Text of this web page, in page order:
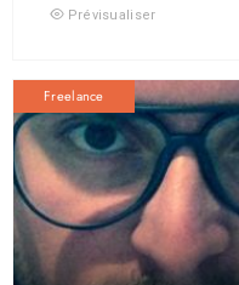
Prévisualiser
Freelance